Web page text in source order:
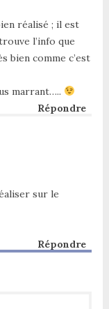
réalisé ; il est
l’info que
bien comme c’est
marrant…..
Répondre
sur le
Répondre